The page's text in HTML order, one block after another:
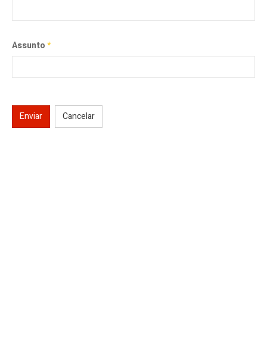
Assunto*
Enviar Cancelar